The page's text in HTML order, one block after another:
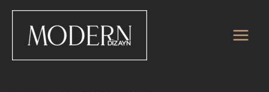
İçeriğe
yeniye